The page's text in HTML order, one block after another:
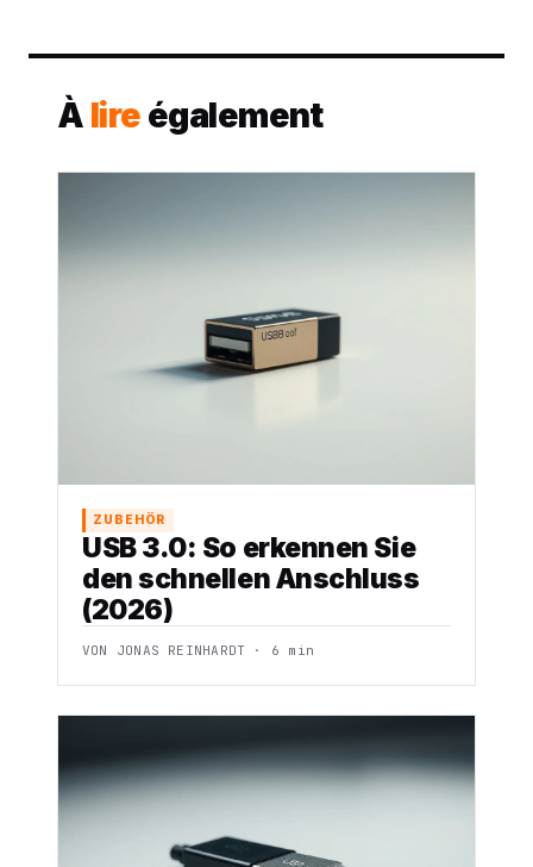
À lire également
ZUBEHÖR
USB 3.0: So erkennen Sie
den schnellen Anschluss
(2026)
VON JONAS REINHARDT · 6 min